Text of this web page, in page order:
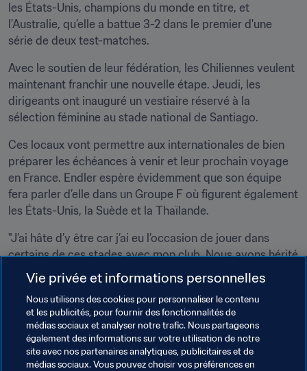
les États-Unis, champions du monde en titre, et
l’Australie, qu’elle a battue 3-2 dans le premier d'une
série de deux test-matches.
Avec le soutien de leur fédération, les Chiliennes veulent
maintenant franchir une nouvelle étape. Jeudi, les
dirigeants ont inauguré un vestiaire réservé à la
sélection féminine au stade national de Santiago.
Ces locaux vont permettre aux internationales de bien
préparer les échéances à venir et leur prochain voyage
en France. Endler espère évidemment que son équipe
fera parler d’elle dans un Groupe F où figurent également
les États-Unis, la Suède et la Thaïlande.
"J’ai hâte d’y être car j’ai eu l’occasion de jouer dans
certains de ces stades avec mon club. Nous avons hérité
d’un groupe difficile, mais nous avons prouvé lors de la
Copa America que nous avions du talent à revendre."
"Pour progresser, il faut se mesurer aux meilleures. Je
veux affronter les meilleures et je compte bien les
battre", conclut la gardienne.
Vie privée et informations personnelles
Nous utilisons des cookies pour personnaliser le contenu
et les publicités, pour fournir des fonctionnalités de
médias sociaux et analyser notre trafic. Nous partageons
également des informations sur votre utilisation de notre
site avec nos partenaires analytiques, publicitaires et de
médias sociaux. Vous pouvez choisir vos préférences en